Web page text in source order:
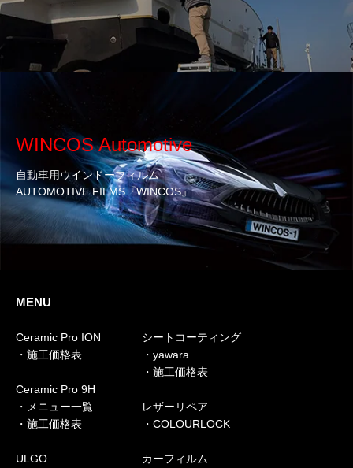
WINCOS Automotive
自動車用ウインドーフィルム
AUTOMOTIVE FILMS『WINCOS』
MENU
Ceramic Pro ION
・施工価格表
Ceramic Pro 9H
・メニュー一覧
・施工価格表
ULGO
シートコーティング
・yawara
・施工価格表
レザーリペア
・COLOURLOCK
カーフィルム